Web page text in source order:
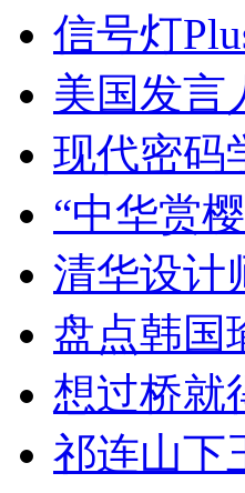
信号灯
美国发言
现代密
“中华赏
清华设计
盘点韩国
想过桥就
祁连山下